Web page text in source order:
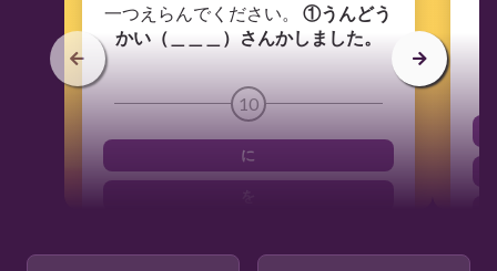
一つえらんでください。①うんどう
かい（＿＿＿）さんかしました。
10
に